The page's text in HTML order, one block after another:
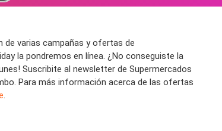
de varias campañas y ofertas de
la pondremos en línea. ¿No conseguiste la
Suscribite al newsletter de Supermercados
Para más información acerca de las ofertas
.